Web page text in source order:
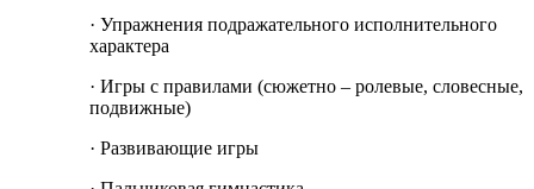
· Упражнения подражательного исполнительного
характера
· Игры с правилами (сюжетно – ролевые, словесные,
подвижные)
· Развивающие игры